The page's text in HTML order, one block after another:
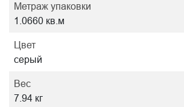
Метраж упаковки
1.0660 кв.м
Цвет
серый
Вес
7.94 кг